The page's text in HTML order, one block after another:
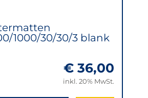
1000/30/30/3 blank
€ 36,00
inkl. 20% MwSt.